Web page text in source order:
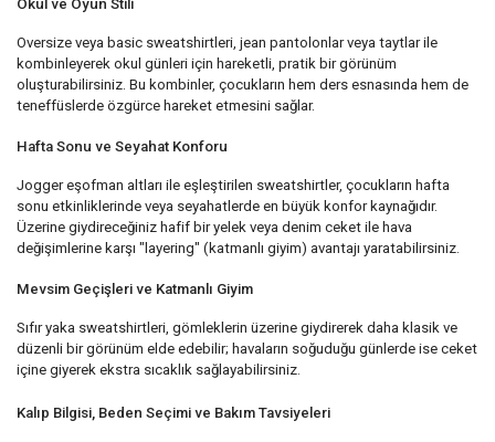
Okul ve Oyun Stili
Oversize veya basic sweatshirtleri, jean pantolonlar veya taytlar ile
kombinleyerek okul günleri için hareketli, pratik bir görünüm
oluşturabilirsiniz. Bu kombinler, çocukların hem ders esnasında hem de
teneffüslerde özgürce hareket etmesini sağlar.
Hafta Sonu ve Seyahat Konforu
Jogger eşofman altları ile eşleştirilen sweatshirtler, çocukların hafta
sonu etkinliklerinde veya seyahatlerde en büyük konfor kaynağıdır.
Üzerine giydireceğiniz hafif bir yelek veya denim ceket ile hava
değişimlerine karşı "layering" (katmanlı giyim) avantajı yaratabilirsiniz.
Mevsim Geçişleri ve Katmanlı Giyim
Sıfır yaka sweatshirtleri, gömleklerin üzerine giydirerek daha klasik ve
düzenli bir görünüm elde edebilir; havaların soğuduğu günlerde ise ceket
içine giyerek ekstra sıcaklık sağlayabilirsiniz.
Kalıp Bilgisi, Beden Seçimi ve Bakım Tavsiyeleri